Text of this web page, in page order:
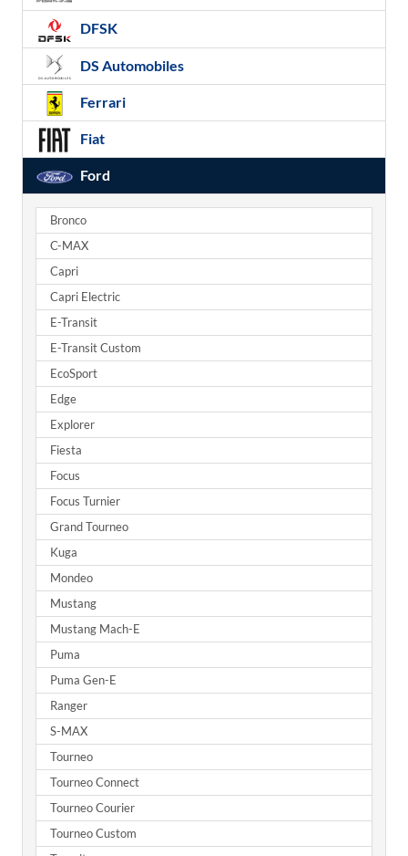
DFSK
DS Automobiles
Ferrari
Fiat
Ford
Bronco
C-MAX
Capri
Capri Electric
E-Transit
E-Transit Custom
EcoSport
Edge
Explorer
Fiesta
Focus
Focus Turnier
Grand Tourneo
Kuga
Mondeo
Mustang
Mustang Mach-E
Puma
Puma Gen-E
Ranger
S-MAX
Tourneo
Tourneo Connect
Tourneo Courier
Tourneo Custom